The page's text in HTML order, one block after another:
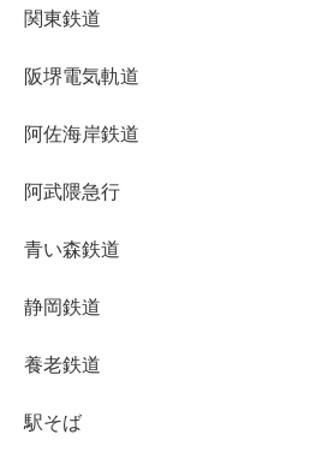
関東鉄道
阪堺電気軌道
阿佐海岸鉄道
阿武隈急行
青い森鉄道
静岡鉄道
養老鉄道
駅そば